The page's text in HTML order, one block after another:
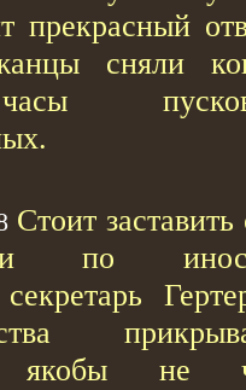
прекрасный
сняли
Стоит
по
якобы